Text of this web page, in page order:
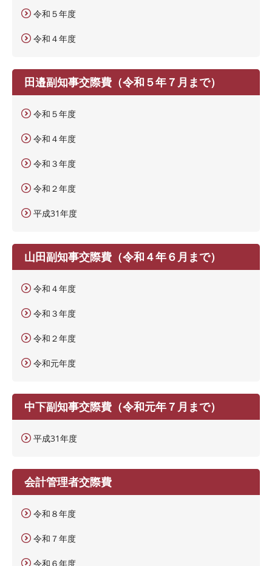
令和５年度
令和４年度
田邉副知事交際費（令和５年７月まで）
令和５年度
令和４年度
令和３年度
令和２年度
平成31年度
山田副知事交際費（令和４年６月まで）
令和４年度
令和３年度
令和２年度
令和元年度
中下副知事交際費（令和元年７月まで）
平成31年度
会計管理者交際費
令和８年度
令和７年度
令和６年度